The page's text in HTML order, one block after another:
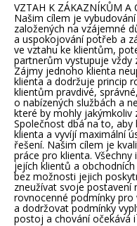
VZTAH K ZÁKAZNÍKŮM A
Našim cílem je
založených na vzájemné
a uspokojování potřeb a
ve vztahu ke klientům,
partnerům vystupuje vždy
Zájmy jednoho klienta
klienta a dodržuje princip
klientům pravdivé,
o nabízených službách a
které by mohly jakýmkoliv
Společnost dbá na to,
klienta a vyvíjí maximální
řešení. Našim cílem je
práce pro klienta.
jejích klientů a
bez možnosti jejich
zneužívat svoje postavení
rovnocenné podmínky
a dodržovat podmínky
postoj a chování očekává